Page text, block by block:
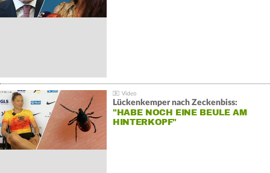
Lückenkemper nach Zeckenbiss:
"HABE NOCH EINE BEULE AM
HINTERKOPF"